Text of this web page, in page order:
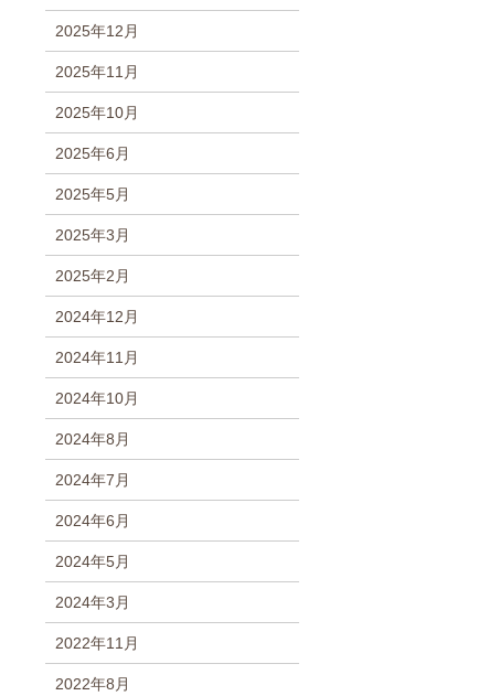
2025年12月
2025年11月
2025年10月
2025年6月
2025年5月
2025年3月
2025年2月
2024年12月
2024年11月
2024年10月
2024年8月
2024年7月
2024年6月
2024年5月
2024年3月
2022年11月
2022年8月